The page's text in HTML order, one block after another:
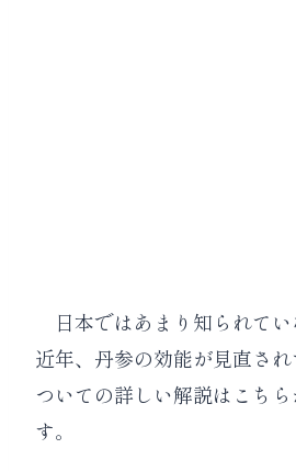
日本ではあまり知られてい
近年、丹参の効能が見直さ
ついての詳しい解説はこち
す。